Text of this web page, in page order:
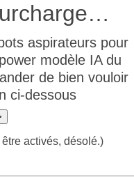
aspirateurs pour
modèle IA du
de bien vouloir
ci-dessous
activés, désolé.)